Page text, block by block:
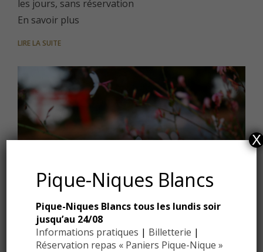
les jours, sans réservation
En savoir plus
LIRE LA SUITE
ANIMATIONS
Pique-Niques Blancs
Pique-Niques Blancs tous les lundis soir
jusqu’au 24/08
Informations pratiques | Billetterie |
Réservation repas « Paniers Pique-Nique »
X